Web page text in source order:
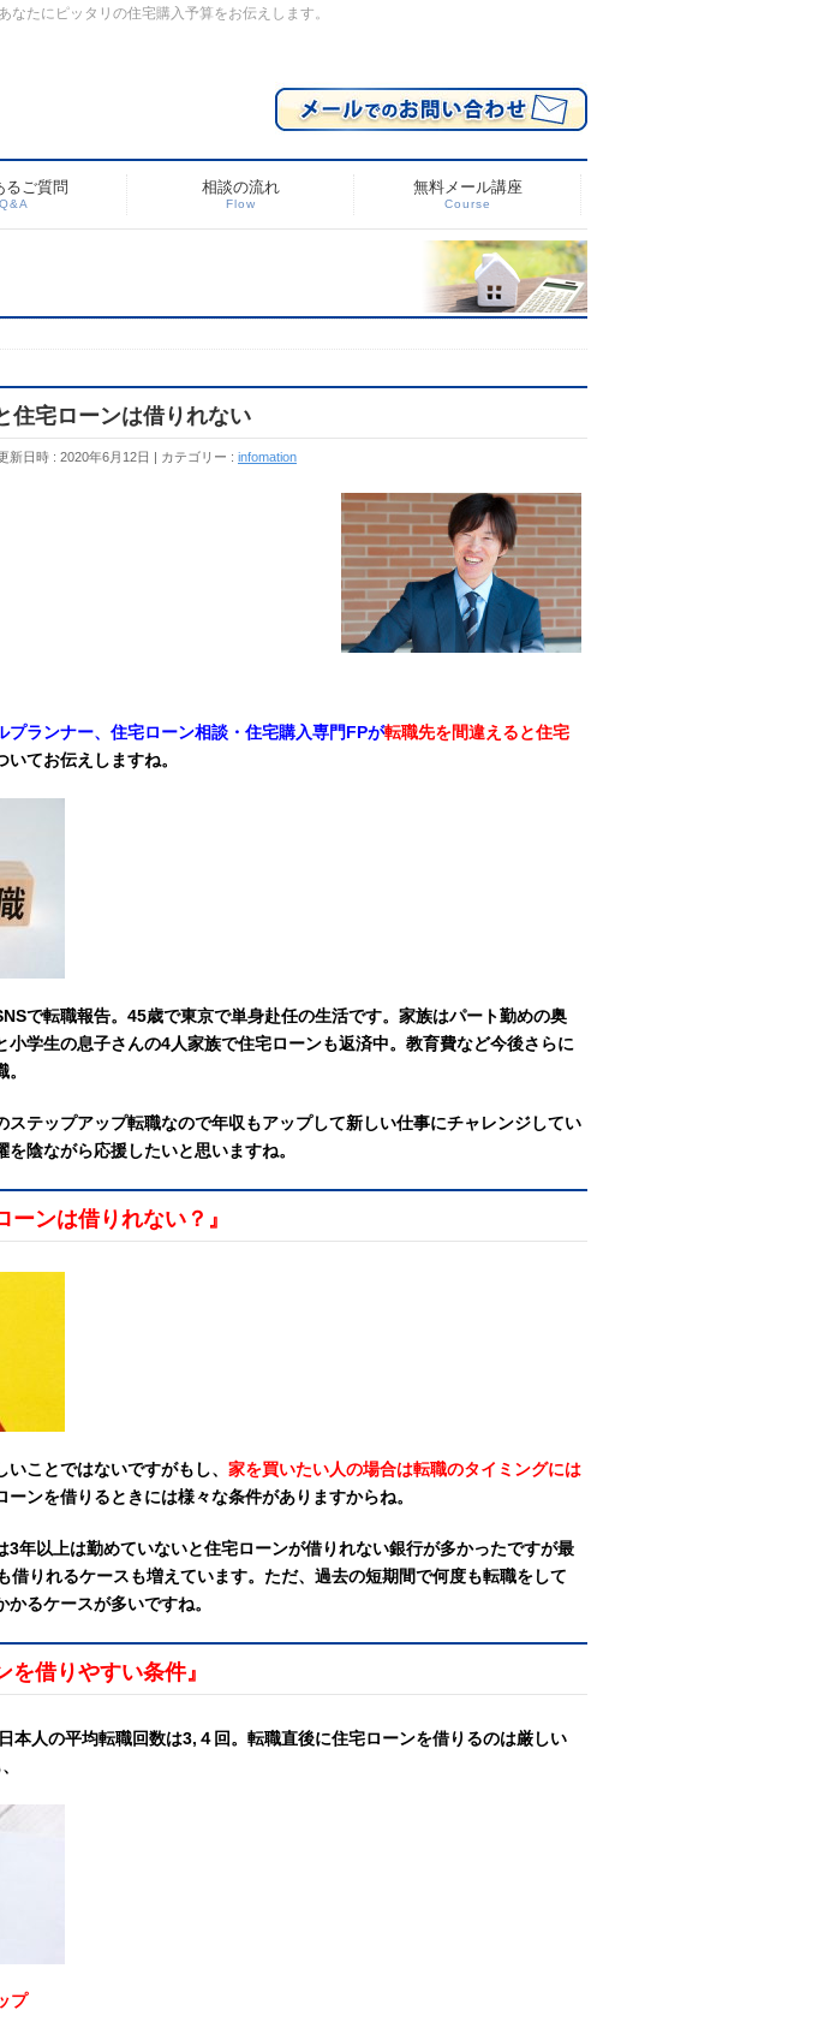
たにピッタリの住宅購入予算をお伝えします。
るご質問
Q&A
相談の流れ
Flow
無料メール講座
Course
住宅ローンは借りれない
新日時 : 2020年6月12日 カテゴリー : infomation
プランナー、住宅ローン相談・住宅購入専門FPが転職先を間違えると住宅
いてお伝えしますね。
で転職報告。45歳で東京で単身赴任の生活です。家族はパート勤めの奥
小学生の息子さんの4人家族で住宅ローンも返済中。教育費など今後さらに
ステップアップ転職なので年収もアップして新しい仕事にチャレンジしてい
を陰ながら応援したいと思いますね。
ーンは借りれない？』
いことではないですがもし、 家を買いたい人の場合は転職のタイミングには
ーンを借りるときには様々な条件がありますからね。
3年以上は勤めていないと住宅ローンが借りれない銀行が多かったですが最
借りれるケースも増えています。ただ、過去の短期間で何度も転職をして
るケースが多いですね。
を借りやすい条件』
本人の平均転職回数は3,４回。転職直後に住宅ローンを借りるのは厳しい
プ